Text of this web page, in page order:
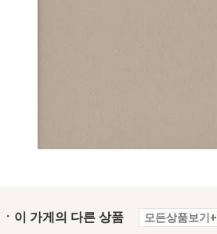
ㆍ이 가게의 다른 상품 모든상품보기+